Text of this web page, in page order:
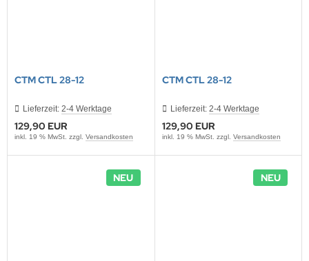
CTM CTL 28-12
Lieferzeit: 2-4 Werktage
129,90 EUR
inkl. 19 % MwSt. zzgl. Versandkosten
CTM CTL 28-12
Lieferzeit: 2-4 Werktage
129,90 EUR
inkl. 19 % MwSt. zzgl. Versandkosten
NEU NEU